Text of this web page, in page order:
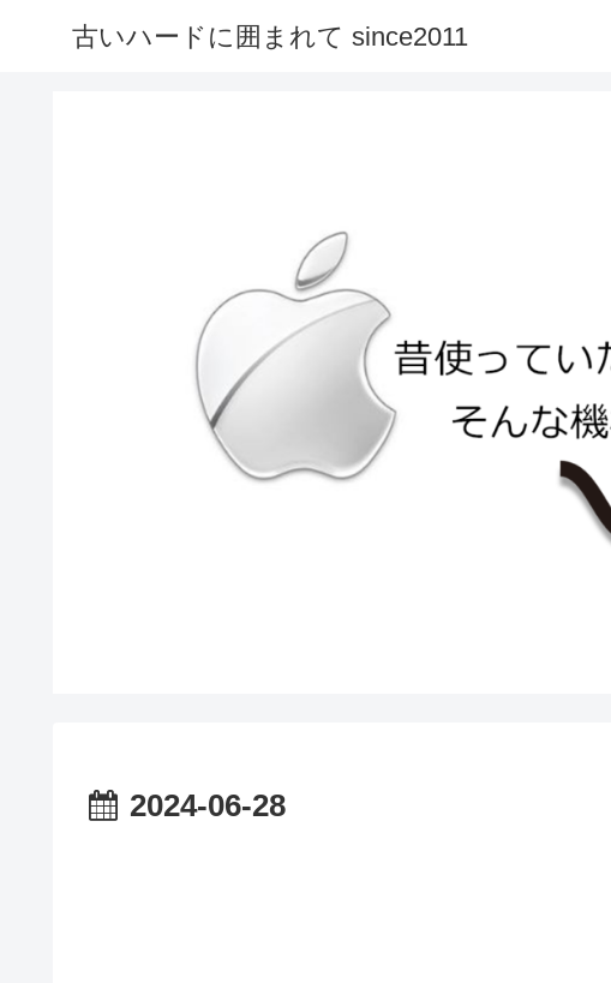
古いハードに囲まれて since2011
2024-06-28